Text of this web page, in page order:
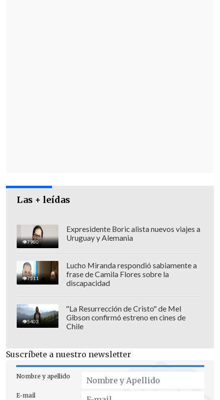
Las + leídas
7980
Expresidente Boric alista nuevos viajes a
Uruguay y Alemania
7511
Lucho Miranda respondió sabiamente a
frase de Camila Flores sobre la
discapacidad
5403
"La Resurrección de Cristo" de Mel
Gibson confirmó estreno en cines de
Chile
Suscríbete a nuestro newsletter
Nombre y apellido
E-mail